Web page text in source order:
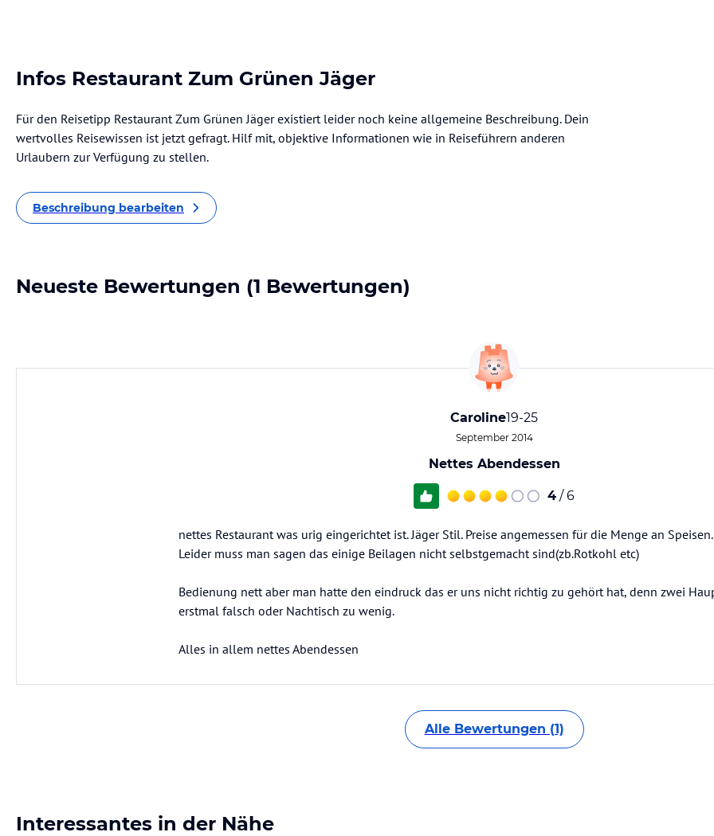
Infos Restaurant Zum Grünen Jäger
Für den Reisetipp Restaurant Zum Grünen Jäger existiert leider noch keine allgemeine Beschreibung. Dein
wertvolles Reisewissen ist jetzt gefragt. Hilf mit, objektive Informationen wie in Reiseführern anderen
Urlaubern zur Verfügung zu stellen.
Beschreibung bearbeiten
Neueste Bewertungen (1 Bewertungen)
Caroline19-25
September 2014
Nettes Abendessen
4 / 6
nettes Restaurant was urig eingerichtet ist. Jäger Stil. Preise angemessen für die Menge an Speisen.
Leider muss man sagen das einige Beilagen nicht selbstgemacht sind(zb.Rotkohl etc)
Bedienung nett aber man hatte den eindruck das er uns nicht richtig zu gehört hat, denn zwei
erstmal falsch oder Nachtisch zu wenig.
Alles in allem nettes Abendessen
Alle Bewertungen (1)
Interessantes in der Nähe